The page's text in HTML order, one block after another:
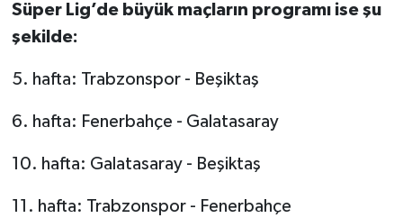
Süper Lig’de büyük maçların programı ise şu
şekilde:
5. hafta: Trabzonspor - Beşiktaş
6. hafta: Fenerbahçe - Galatasaray
10. hafta: Galatasaray - Beşiktaş
11. hafta: Trabzonspor - Fenerbahçe